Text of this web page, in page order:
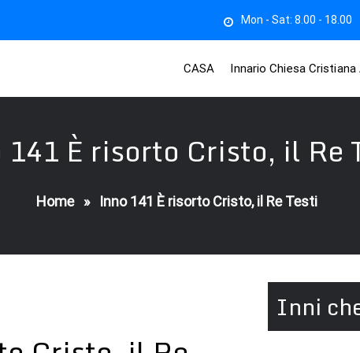
Mon - Sat: 8.00 - 18.00
CASA Innario Chiesa
È risorto Cristo, il Re
Home» Inno 141 È risorto Cristo, il Re Testi
Inni